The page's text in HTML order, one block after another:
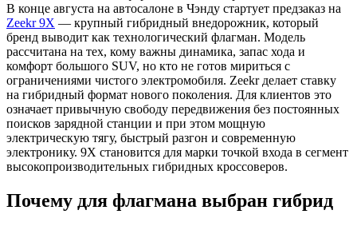
В конце августа на автосалоне в Чэнду стартует предзаказ на
Zeekr 9X — крупный гибридный внедорожник, который
бренд выводит как технологический флагман. Модель
рассчитана на тех, кому важны динамика, запас хода и
комфорт большого SUV, но кто не готов мириться с
ограничениями чистого электромобиля. Zeekr делает ставку
на гибридный формат нового поколения. Для клиентов это
означает привычную свободу передвижения без постоянных
поисков зарядной станции и при этом мощную
электрическую тягу, быстрый разгон и современную
электронику. 9X становится для марки точкой входа в сегмент
высокопроизводительных гибридных кроссоверов.
Почему для флагмана выбран гибрид